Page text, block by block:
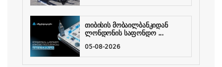
თიბისის მობაილბანკიდან
ლონდონის საფონდო ...
05-08-2026